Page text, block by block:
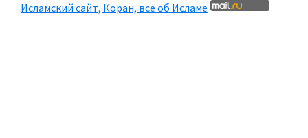
Исламский сайт, Коран, все об Исламе